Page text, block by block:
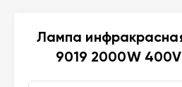
Лампа
9019 2000W 400V